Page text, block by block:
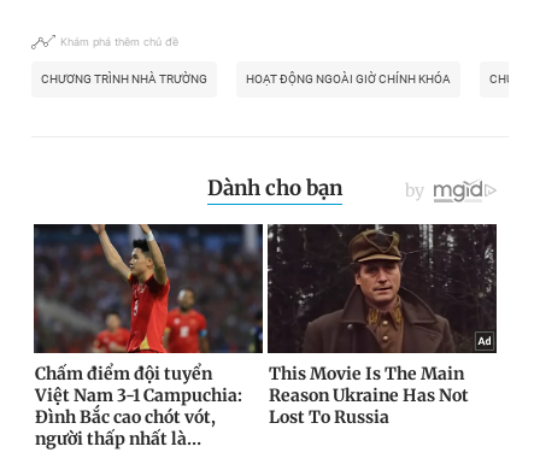
Khám phá thêm chủ đề
CHƯƠNG TRÌNH NHÀ TRƯỜNG HOẠT ĐỘNG NGOÀI GIỜ CHÍNH KHÓA